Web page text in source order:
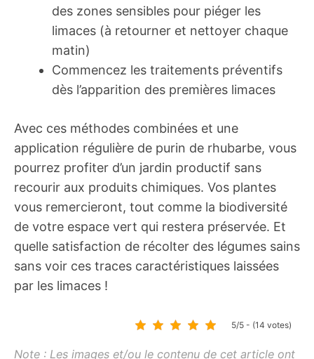
des zones sensibles pour piéger les
limaces (à retourner et nettoyer chaque
matin)
Commencez les traitements préventifs
dès l’apparition des premières limaces
Avec ces méthodes combinées et une
application régulière de purin de rhubarbe, vous
pourrez profiter d’un jardin productif sans
recourir aux produits chimiques. Vos plantes
vous remercieront, tout comme la biodiversité
de votre espace vert qui restera préservée. Et
quelle satisfaction de récolter des légumes sains
sans voir ces traces caractéristiques laissées
par les limaces !
5/5 - (14 votes)